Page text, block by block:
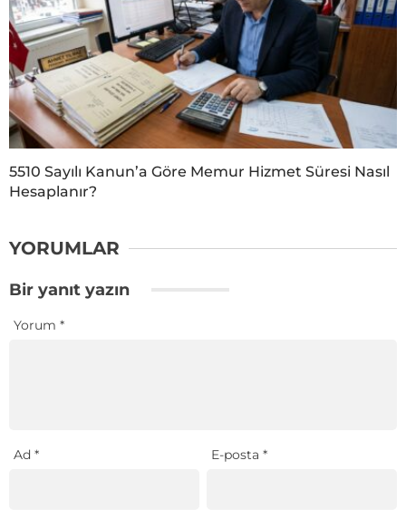
5510 Sayılı Kanun’a Göre Memur Hizmet Süresi Nasıl
Hesaplanır?
YORUMLAR
Bir yanıt yazın
Yorum *
Ad * E-posta*